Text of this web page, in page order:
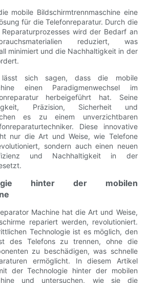
mobile Bildschirmtrennmaschine eine
für die Telefonreparatur. Durch die
Reparaturprozesses wird der Bedarf an
reduziert, was
minimiert und die Nachhaltigkeit in der
lässt sich sagen, dass die mobile
einen Paradigmenwechsel im
herbeigeführt hat. Seine
Präzision, Sicherheit und
es zu einem unverzichtbaren
Diese innovative
nur die Art und Weise, wie Telefone
sondern auch einen neuen
und Nachhaltigkeit in der
hinter der mobilen
Machine hat die Art und Weise,
repariert werden, revolutioniert.
Technologie ist es möglich, den
des Telefons zu trennen, ohne die
zu beschädigen, was schnelle
ermöglicht. In diesem Artikel
der Technologie hinter der mobilen
und untersuchen, wie sie die